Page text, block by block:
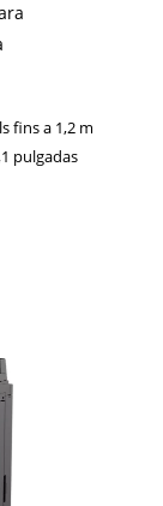
fins a 1,2 m
pulgadas